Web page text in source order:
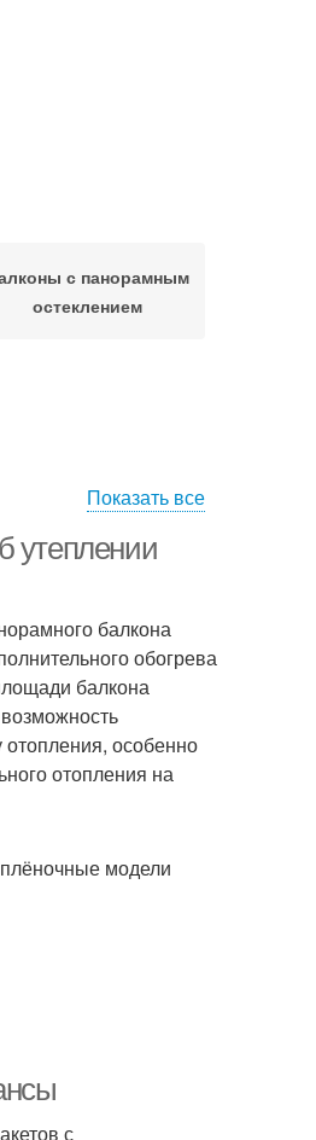
с панорамным
остеклением
Показать все
утеплении
балкона
обогрева
балкона
отопления, особенно
отопления на
модели
с